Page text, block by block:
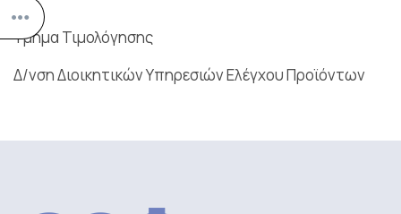
Τμήμα Τιμολόγησης
Δ/νση Διοικητικών Υπηρεσιών Ελέγχου Προϊόντων